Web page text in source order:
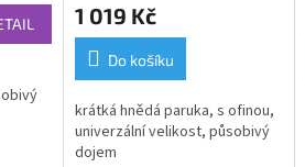
1 019 Kč
Do košíku
krátká hnědá paruka, s ofinou,
univerzální velikost, působivý
dojem